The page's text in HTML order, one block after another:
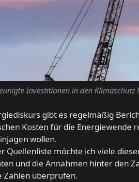
Investitionen in den
gibt es regelmäßig
Kosten für die Energiewende
wollen.
Quellenliste möchte ich viele
und die Annahmen hinter den
Zahlen überprüfen.